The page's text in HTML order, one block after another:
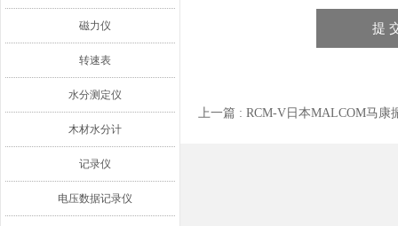
磁力仪
转速表
水分测定仪
木材水分计
记录仪
电压数据记录仪
上一篇 : RCM-V日本MALCOM马康